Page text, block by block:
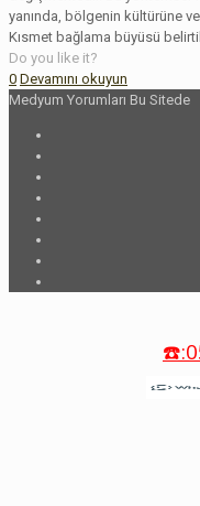
yanında, bölgenin kültürüne
Kısmet bağlama büyüsü
Do you like it?
0 Devamını okuyun
Medyum Yorumları Bu Sitede